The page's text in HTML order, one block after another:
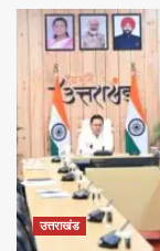
उत्तराखंड